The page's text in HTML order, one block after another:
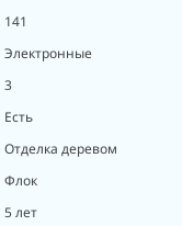
141
Электронные
3
Есть
Отделка деревом
Флок
5 лет